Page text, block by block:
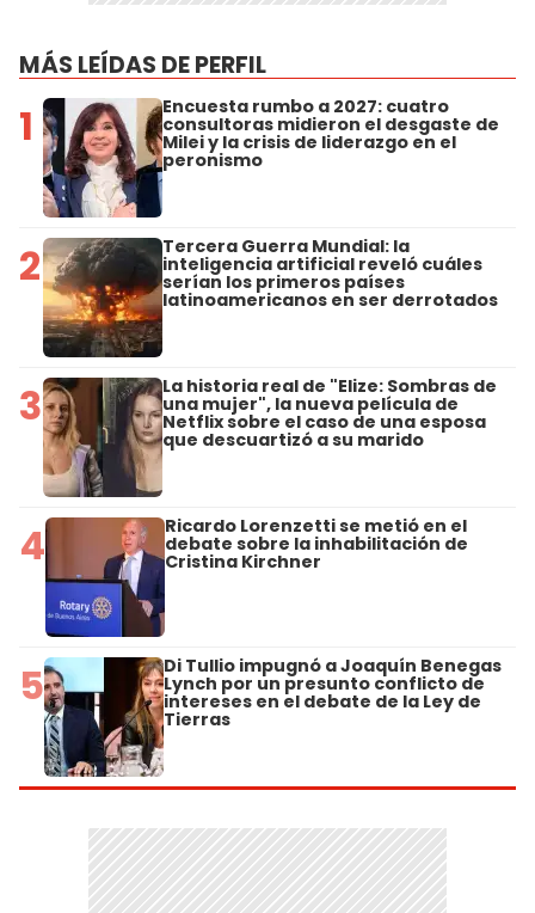
MÁS LEÍDAS DE PERFIL
1 Encuesta rumbo a 2027: cuatro
consultoras midieron el desgaste de
Milei y la crisis de liderazgo en el
peronismo
2 Tercera Guerra Mundial: la
inteligencia artificial reveló cuáles
serían los primeros países
latinoamericanos en ser derrotados
3 La historia real de "Elize: Sombras de
una mujer", la nueva película de
Netflix sobre el caso de una esposa
que descuartizó a su marido
4 Ricardo Lorenzetti se metió en el
debate sobre la inhabilitación de
Cristina Kirchner
5 Di Tullio impugnó a Joaquín Benegas
Lynch por un presunto conflicto de
intereses en el debate de la Ley de
Tierras